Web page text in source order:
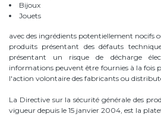
Bijoux
Jouets
avec des ingrédients potentiellement nocifs
produits présentant des défauts
présentant un risque de décharge
informations peuvent être fournies à la fois
l'action volontaire des fabricants ou
La Directive sur la sécurité générale des
vigueur depuis le 15 janvier 2004, est la